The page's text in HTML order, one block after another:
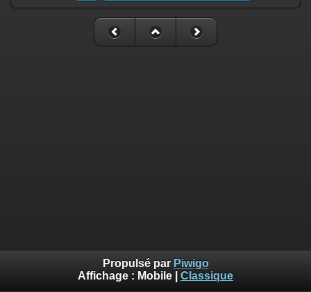
Propulsé par Piwigo
Affichage : Mobile Classique